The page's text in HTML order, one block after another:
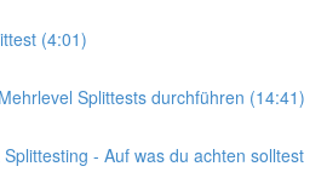
(4:01)
Splittests durchführen (14:41)
Splittesting - Auf was du achten solltest